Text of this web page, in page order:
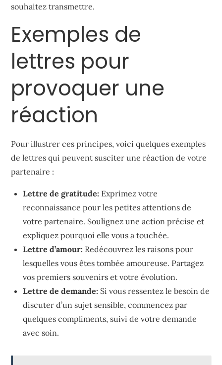
souhaitez transmettre.
Exemples de
lettres pour
provoquer une
réaction
Pour illustrer ces principes, voici quelques exemples
de lettres qui peuvent susciter une réaction de votre
partenaire :
Lettre de gratitude: Exprimez votre
reconnaissance pour les petites attentions de
votre partenaire. Soulignez une action précise et
expliquez pourquoi elle vous a touchée.
Lettre d’amour: Redécouvrez les raisons pour
lesquelles vous êtes tombée amoureuse. Partagez
vos premiers souvenirs et votre évolution.
Lettre de demande: Si vous ressentez le besoin de
discuter d’un sujet sensible, commencez par
quelques compliments, suivi de votre demande
avec soin.